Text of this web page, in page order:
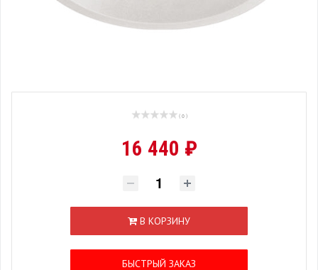
( 0 )
16 440 ₽
В КОРЗИНУ
БЫСТРЫЙ ЗАКАЗ